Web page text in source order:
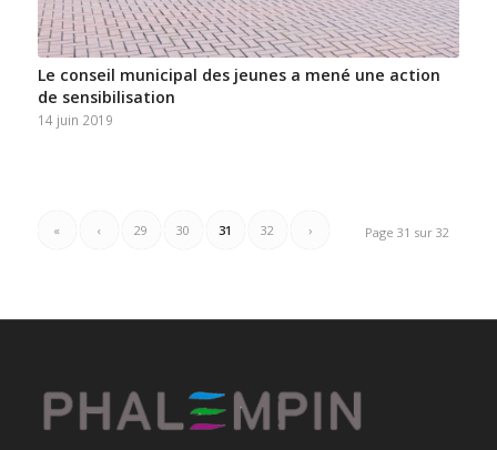
Le conseil municipal des jeunes a mené une action
de sensibilisation
14 juin 2019
Page 31 sur 32
« ‹ 29 30 31 32 ›